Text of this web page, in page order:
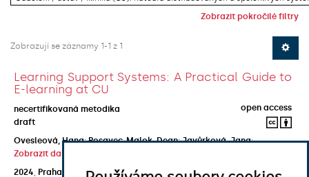
Zobrazit pokročilé filtry
Zobrazují se záznamy 1-1 z 1
Learning Support Systems: A Practical Guide to
E-learning at CU
necertifikovaná metodika
open access
draft
Ovesleová, Hana;Posavec-Malok, Dean;Javůrková, Jana;
Zobrazit další autory
2024
Praha
Univerzita Karlova, Nakladatelství Karolinum